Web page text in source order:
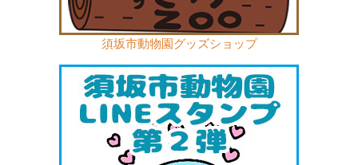
須坂市動物園グッズショップ